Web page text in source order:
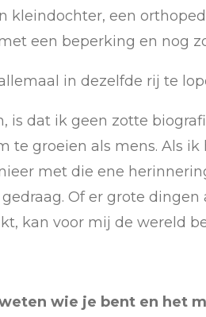
kleindochter, een
een beperking en nog
in dezelfde rij te
is dat ik geen zotte
te groeien als mens. Als
met die ene
Of er grote
kan voor mij de wereld
wie je bent en het